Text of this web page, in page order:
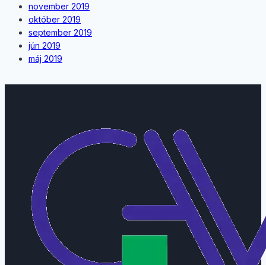
november 2019
október 2019
september 2019
jún 2019
máj 2019